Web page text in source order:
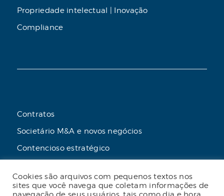
Propriedade intelectual | Inovação
Compliance
Contratos
Societário M&A e novos negócios
Contencioso estratégico
Advogado online
Cookies são arquivos com pequenos textos nos
sites que você navega que coletam informações de
navegação de seus usuários, tais como dia e hora